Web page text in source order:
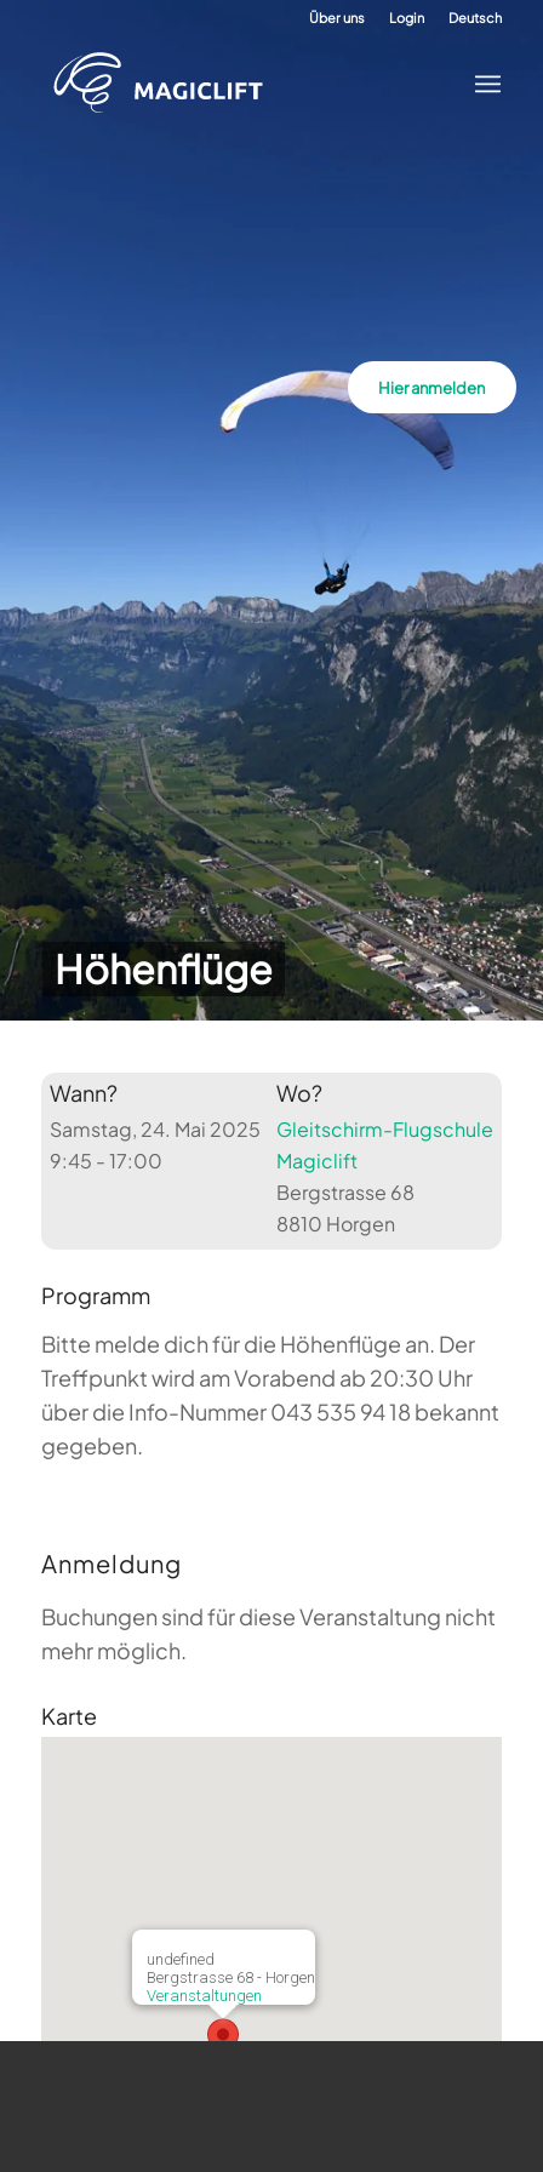
Über uns Login Deutsch
Höhenflüge
Hier anmelden
Wann?
Samstag, 24. Mai 2025
9:45 - 17:00
Wo?
Gleitschirm-Flugschule
Magiclift
Bergstrasse 68
8810 Horgen
Programm
Bitte melde dich für die Höhenflüge an. Der
Treffpunkt wird am Vorabend ab 20:30 Uhr
über die Info-Nummer 043 535 94 18 bekannt
gegeben.
Anmeldung
Buchungen sind für diese Veranstaltung nicht
mehr möglich.
Karte
undefined
Bergstrasse 68 - Horgen
Veranstaltungen